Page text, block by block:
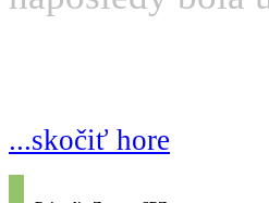
...skočiť hore